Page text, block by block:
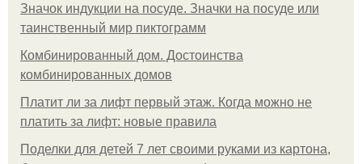
Значок индукции на посуде. Значки на посуде или
таинственный мир пиктограмм
Комбинированный дом. Достоинства
комбинированных домов
Платит ли за лифт первый этаж. Когда можно не
платить за лифт: новые правила
Поделки для детей 7 лет своими руками из картона,